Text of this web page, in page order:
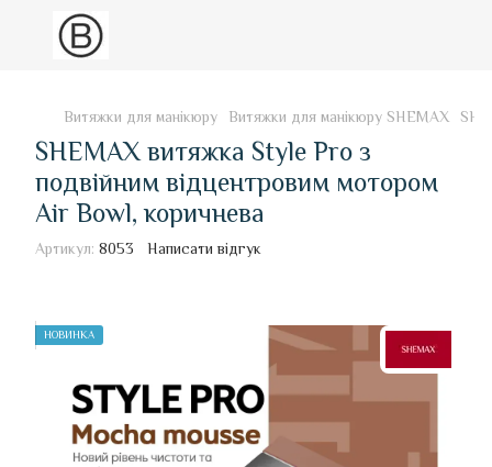
Витяжки для манікюру Витяжки для манікюру SHEMAX
SHEMAX витяжка Style Pro з
подвійним відцентровим мотором
Air Bowl, коричнева
Артикул: 8053 Написати відгук
НОВИНКА